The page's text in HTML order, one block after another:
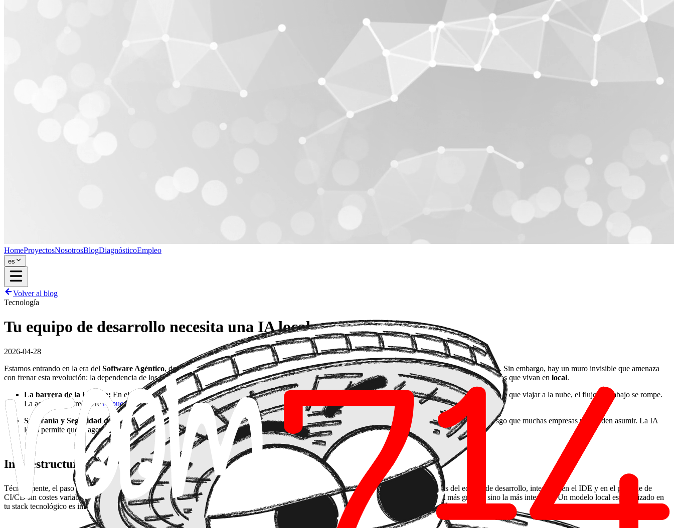
HomeProyectosNosotrosBlogDiagnósticoEmpleo
es
Volver al blog
Tecnología
Tu equipo de desarrollo necesita una IA local
2026-04-28
Estamos entrando en la era del Software Agéntico, donde la IA no solo sugiere código, sino que toma decisiones, refactoriza y despliega de forma autónoma. Sin embargo, hay un muro invisible que amenaza
con frenar esta revolución: la dependencia de los LLM en la nube. Como bien señalaGitConnected, si queremos que los agentes sean productivos, necesitamos que vivan en local.
La barrera de la latencia: En el desarrollo agéntico, el sistema realiza cientos de llamadas a la IA para validar pequeñas subtareas. Si cada llamada tiene que viajar a la nube, el flujo de trabajo se rompe.
La agilidad real requiererespuestas en milisegundos, no en segundos
Soberanía y Seguridad del Código: Entregar tu base de código entera a modelos de terceros para que agentes autónomos operen sobre ella es un riesgo que muchas empresas no pueden asumir. La IA
local permite que el agente "conozca" todo tu ecosistema sin que un solo byte salga de tu infraestructura.
Infraestructura: Del "Copilot" al Agente Residente
Técnicamente, el paso hacia modelos locales (como Llama 3 u optimizaciones de Google) permite que la IA se convierta en un miembro más del equipo de desarrollo, integrado en el IDE y en el pipeline de
CI/CD sin costes variables infinitos. En
Room 714 , entendemos que el desarrollo agéntico es una carrera de fondo. No se trata de usar la IA más grande, sino la más integrada. Un modelo local especializado en
tu stack tecnológico es infinitamente más útil que un modelo generalista en la nube que sufre de latencia y costes de tokens inasumibles para tareas repetitivas.